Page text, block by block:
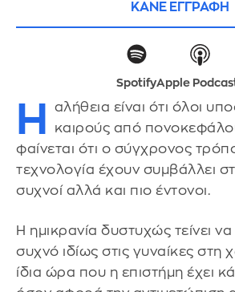
ΚΑΝΕ ΕΓΓΡΑΦΗ
SpotifyApple
Η
αλήθεια είναι ότι όλοι
καιρούς από
φαίνεται ότι ο σύγχρονος
τεχνολογία έχουν συμβάλλει
συχνοί αλλά και πιο έντονοι.
Η ημικρανία δυστυχώς τείνει να
συχνό ιδίως στις γυναίκες στη
ίδια ώρα που η επιστήμη έχει